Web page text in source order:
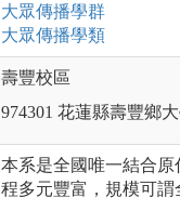
大眾傳播學群
大眾傳播學類
壽豐校區
974301 花蓮縣壽豐鄉
本系是全國唯一結合
程多元豐富，規模可